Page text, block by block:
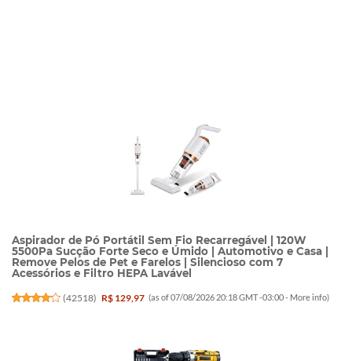
Aspirador de Pó Portátil Sem Fio Recarregável | 120W
5500Pa Sucção Forte Seco e Úmido | Automotivo e Casa |
Remove Pelos de Pet e Farelos | Silencioso com 7
Acessórios e Filtro HEPA Lavável
(42518) R$ 129,97 (as of 07/08/2026 20:18 GMT -03:00 - More info)